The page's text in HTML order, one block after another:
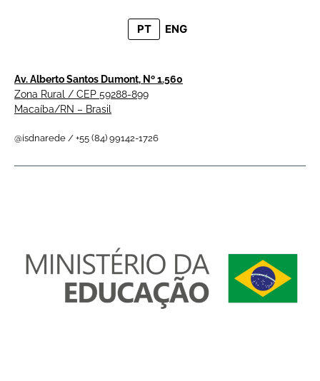
PT ENG
Av. Alberto Santos Dumont, Nº 1.560
Zona Rural / CEP 59288-899
Macaíba/RN – Brasil
@isdnarede / +55 (84) 99142-1726